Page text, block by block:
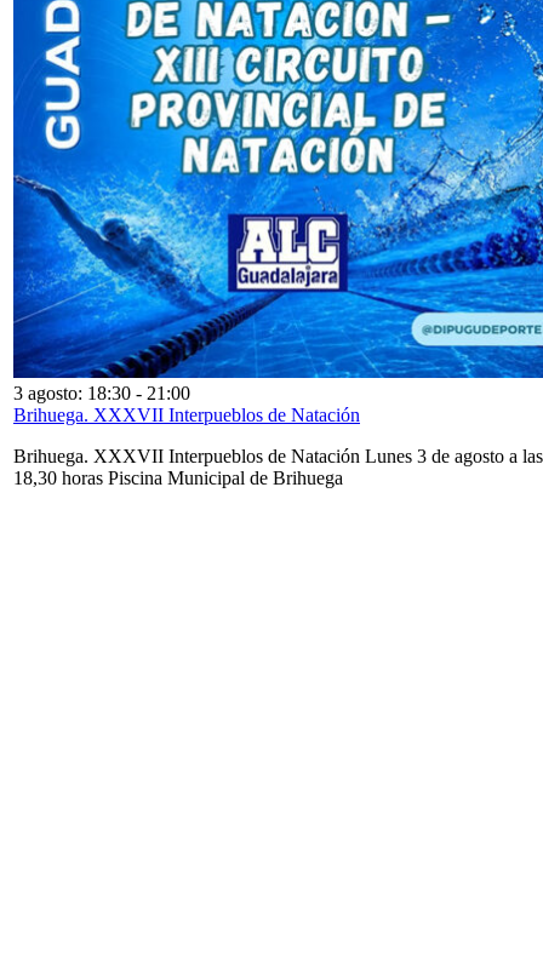
3 agosto: 18:30 - 21:00
Brihuega. XXXVII Interpueblos de Natación
Brihuega. XXXVII Interpueblos de Natación Lunes 3 de agosto a las
18,30 horas Piscina Municipal de Brihuega